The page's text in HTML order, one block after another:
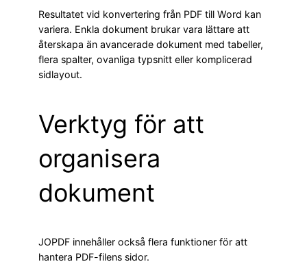
Resultatet vid konvertering från PDF till Word kan
variera. Enkla dokument brukar vara lättare att
återskapa än avancerade dokument med tabeller,
flera spalter, ovanliga typsnitt eller komplicerad
sidlayout.
Verktyg för att
organisera
dokument
JOPDF innehåller också flera funktioner för att
hantera PDF-filens sidor.